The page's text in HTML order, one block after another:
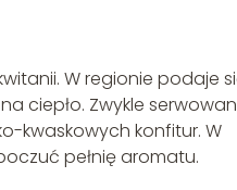
W regionie podaje
ciepło. Zwykle
kwaskowych konfitur. W
pełnię aromatu.